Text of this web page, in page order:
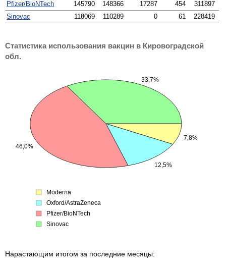
Pfizer/BioNTech
145790 148366 17287 454
311897
Sinovac
118069 110289 0 61 228419
Статистика использования вакцин в Кировоградской
обл.
7,8%
12,5%
46,0%
33,7%
Moderna
Oxford/AstraZeneca
Pfizer/BioNTech
Sinovac
Нарастающим итогом за последние месяцы: